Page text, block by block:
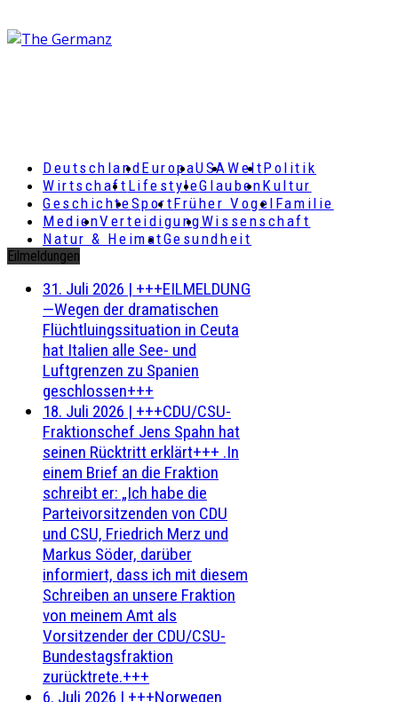
DeutschlandEuropaUSAWeltPolitik
Wirtschaft LifestyleGlaubenKultur
GeschichteSportFrüher Vogel Familie
MedienVerteidigungWissenschaft
Natur & HeimatGesundheit
Eilmeldungen
31. Juli 2026 | +++EILMELDUNG
—Wegen der dramatischen
Flüchtluingssituation in Ceuta
hat Italien alle See- und
Luftgrenzen zu Spanien
geschlossen+++
18. Juli 2026 | +++CDU/CSU-
Fraktionschef Jens Spahn hat
seinen Rücktritt erklärt+++ .In
einem Brief an die Fraktion
schreibt er: „Ich habe die
Parteivorsitzenden von CDU
und CSU, Friedrich Merz und
Markus Söder, darüber
informiert, dass ich mit diesem
Schreiben an unsere Fraktion
von meinem Amt als
Vorsitzender der CDU/CSU-
Bundestagsfraktion
zurücktrete.+++
6. Juli 2026 | +++Norwegen